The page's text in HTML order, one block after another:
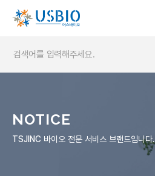
NOTICE
TSJINC 바이오 전문 서비스 브랜드입니다.